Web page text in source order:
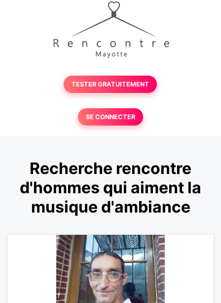
TESTER GRATUITEMENT
SE CONNECTER
Recherche rencontre
d'hommes qui aiment la
musique d'ambiance